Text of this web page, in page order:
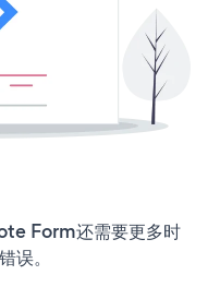
Form还需要更多时
误。